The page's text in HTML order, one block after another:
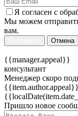
Я согласен c
Мы можем
вам.
Отмена
{{manager.appeal}}
консультант
Менеджер скоро
{{item.author.appeal}}
Пришло новое